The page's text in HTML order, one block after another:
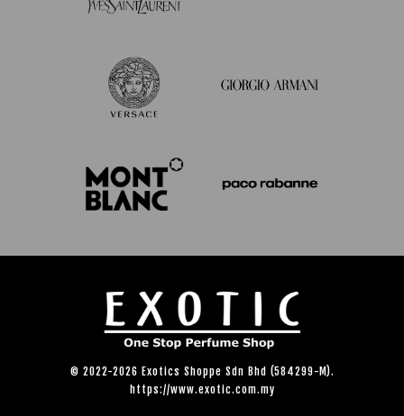
© 2022-2026 Exotics Shoppe Sdn Bhd (584299-M).
https://www.exotic.com.my